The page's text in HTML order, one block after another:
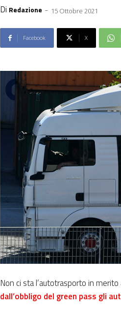
Di Redazione - 15 Ottobre 2021
Facebook X
Non ci sta l’autotrasporto in
dall’obbligo del green pass gli